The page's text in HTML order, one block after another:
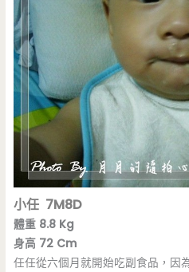
小任 7M8D
體重 8.8 Kg
身高 72 Cm
任任從六個月就開始吃副食品，因